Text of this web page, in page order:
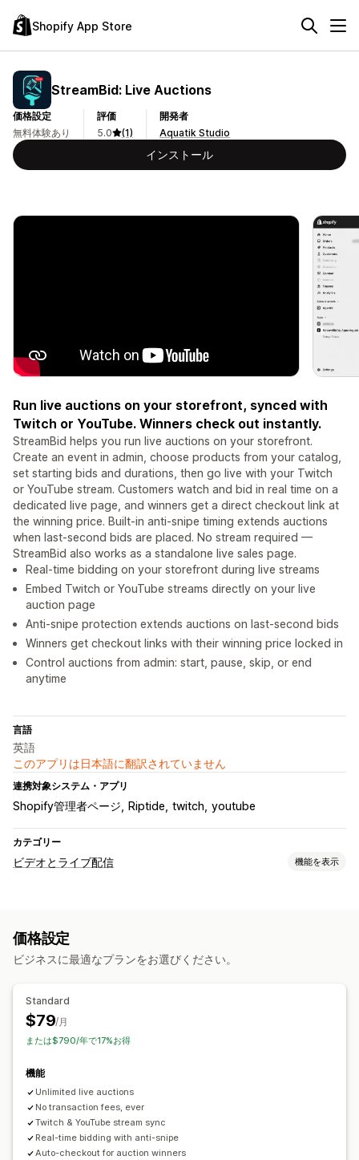
Shopify App Store
StreamBid: Live Auctions
価格設定
無料体験あり
評価
5.0
(1)
開発者
Aquatik Studio
インストール
Run live auctions on your storefront, synced with
Twitch or YouTube. Winners check out instantly.
StreamBid helps you run live auctions on your storefront.
Create an event in admin, choose products from your catalog,
set starting bids and durations, then go live with your Twitch
or YouTube stream. Customers watch and bid in real time on a
dedicated live page, and winners get a direct checkout link at
the winning price. Built-in anti-snipe timing extends auctions
when last-second bids are placed. No stream required —
StreamBid also works as a standalone live sales page.
Real-time bidding on your storefront during live streams
Embed Twitch or YouTube streams directly on your live
auction page
Anti-snipe protection extends auctions on last-second bids
Winners get checkout links with their winning price locked in
Control auctions from admin: start, pause, skip, or end
anytime
言語
英語
このアプリは日本語に翻訳されていません
連携対象システム・アプリ
Shopify管理者ページ Riptide twitch youtube
カテゴリー
ビデオとライブ配信 機能を表示
価格設定
ビジネスに最適なプランをお選びください。
Standard
$79/月
または$790/年で17%お得
機能
Unlimited live auctions
No transaction fees, ever
Twitch & YouTube stream sync
Real-time bidding with anti-snipe
Auto-checkout for auction winners